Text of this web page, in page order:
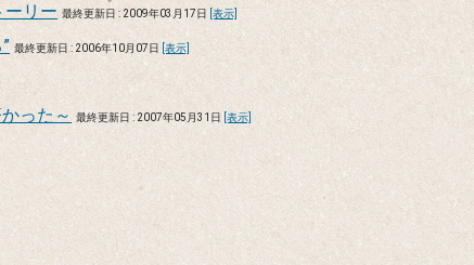
ーリー 最終更新日 : 2009年03月17日 [表示]
最終更新日 : 2006年10月07日 [表示]
った～ 最終更新日 : 2007年05月31日 [表示]